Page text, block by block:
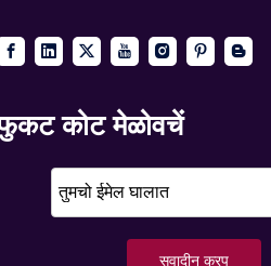
कोट मेळोवचें
सुवादीन करप